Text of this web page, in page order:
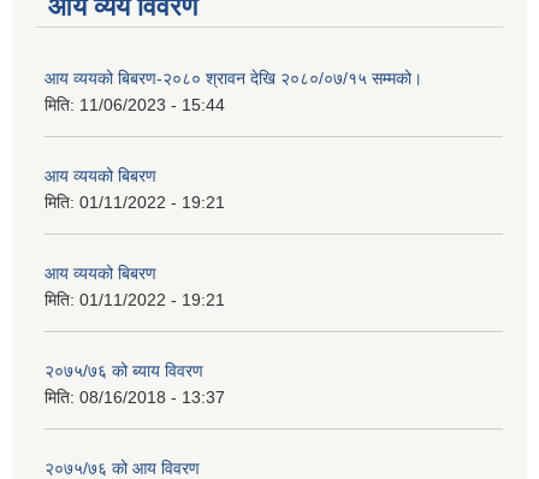
आय व्यय विवरण
आय व्ययको बिबरण-२०८० श्रावन देखि २०८०/०७/१५ सम्मको।
मिति: 11/06/2023 - 15:44
आय व्ययको बिबरण
मिति: 01/11/2022 - 19:21
आय व्ययको बिबरण
मिति: 01/11/2022 - 19:21
२०७५/७६ को ब्याय विवरण
मिति: 08/16/2018 - 13:37
२०७५/७६ को आय विवरण